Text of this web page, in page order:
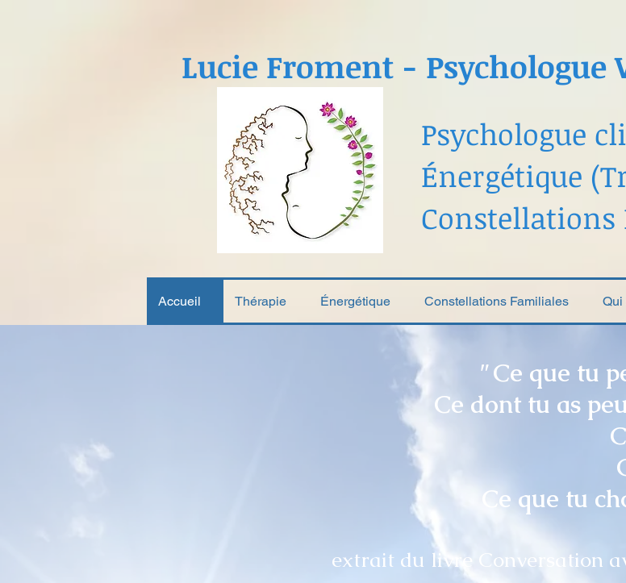
Lucie Froment - Psychologue
Psychologue
Énergétique
Accueil Thérapie Énergétique Constellations Familiales Qui
"Ce que tu
Ce dont tu as
Ce que tu
extrait du livre Conversation